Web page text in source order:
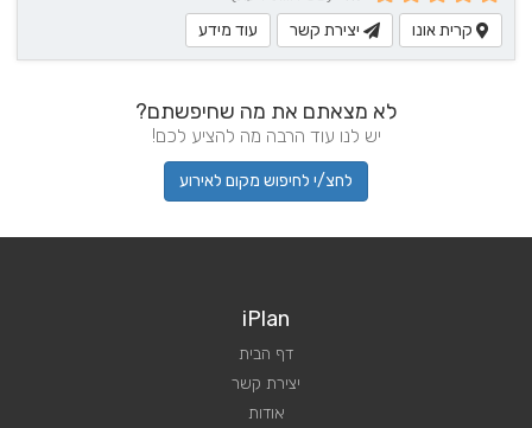
קרית אונו יצירת קשר עוד מידע
לא מצאתם את מה שחיפשתם?
יש לנו עוד הרבה מה להציע לכם!
לחצ/י לחיפוש מקום לאירוע
iPlan
דף הבית
יצירת קשר
אודות